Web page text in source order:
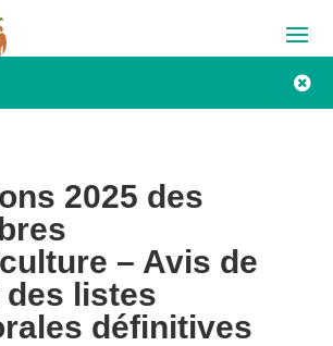

2025 des
– Avis de
des listes
définitives